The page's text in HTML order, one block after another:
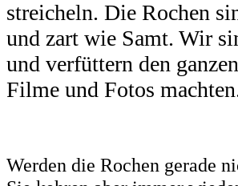
streicheln. Die Rochen
und zart wie Samt. Wir
und verfüttern den
Filme und Fotos
Werden die Rochen gerade